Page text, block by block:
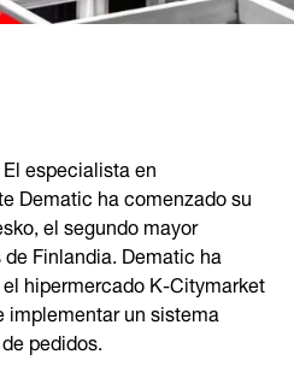
El especialista en
Dematic ha comenzado su
el segundo mayor
Finlandia. Dematic ha
hipermercado K-Citymarket
implementar un sistema
pedidos.